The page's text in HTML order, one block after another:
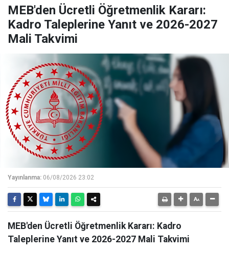
MEB'den Ücretli Öğretmenlik Kararı:
Kadro Taleplerine Yanıt ve 2026-2027
Mali Takvimi
Yayınlanma: 06/08/2026 23:02
MEB'den Ücretli Öğretmenlik Kararı: Kadro
Taleplerine Yanıt ve 2026-2027 Mali Takvimi